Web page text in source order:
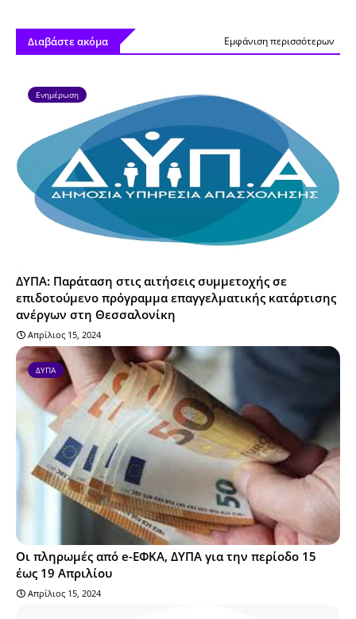
Διαβάστε ακόμα Εμφάνιση περισσότερων
Ενημέρωση
ΔΥΠΑ: Παράταση στις αιτήσεις συμμετοχής σε
επιδοτούμενο πρόγραμμα επαγγελματικής κατάρτισης
ανέργων στη Θεσσαλονίκη
Απρίλιος 15, 2024
ΔΥΠΑ
Οι πληρωμές από e-ΕΦΚΑ, ΔΥΠΑ για την περίοδο 15
έως 19 Απριλίου
Απρίλιος 15, 2024